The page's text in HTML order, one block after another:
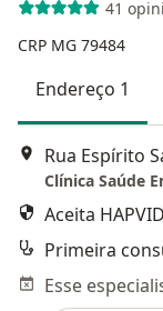
41
CRP MG 79484
Endereço 1
Rua Espírito
Clínica Saúde
Aceita
Primeira